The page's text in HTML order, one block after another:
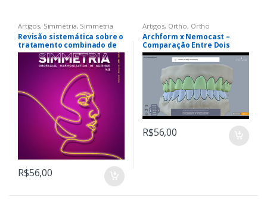
Artigos, Simmetria, Simmetria
Revisão sistemática sobre o
tratamento combinado de
ácido hialurônico e toxina
botulínica “A” na
harmonização facial
R$56,00
Artigos, Ortho, Ortho
Archform x Nemocast –
Comparação Entre Dois
Softwares Ortodônticos
R$56,00